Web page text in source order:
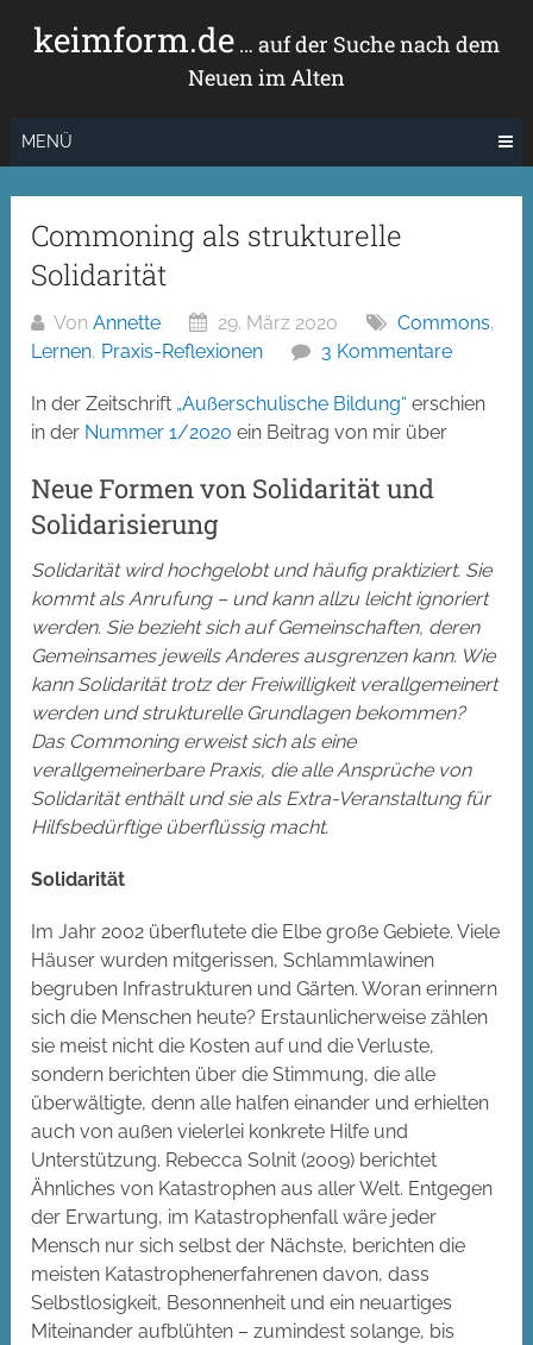
Inhaltkeimform.de… auf der Suche nach dem
Neuen im Alten
MENÜ
Commoning als strukturelle
Solidarität
VonAnnette 29. März 2020 Commons,
Lernen, Praxis-Reflexionen 3 Kommentare
In der Zeitschrift „Außerschulische Bildung“ erschien
in der Nummer 1/2020 ein Beitrag von mir über
Neue Formen von Solidarität und
Solidarisierung
Solidarität wird hochgelobt und häufig praktiziert. Sie
kommt als Anrufung – und kann allzu leicht ignoriert
werden. Sie bezieht sich auf Gemeinschaften, deren
Gemeinsames jeweils Anderes ausgrenzen kann. Wie
kann Solidarität trotz der Freiwilligkeit verallgemeinert
werden und strukturelle Grundlagen bekommen?
Das Commoning erweist sich als eine
verallgemeinerbare Praxis, die alle Ansprüche von
Solidarität enthält und sie als Extra-Veranstaltung für
Hilfsbedürftige überflüssig macht.
Solidarität
Im Jahr 2002 überflutete die Elbe große Gebiete. Viele
Häuser wurden mitgerissen, Schlammlawinen
begruben Infrastrukturen und Gärten. Woran erinnern
sich die Menschen heute? Erstaunlicherweise zählen
sie meist nicht die Kosten auf und die Verluste,
sondern berichten über die Stimmung, die alle
überwältigte, denn alle halfen einander und erhielten
auch von außen vielerlei konkrete Hilfe und
Unterstützung. Rebecca Solnit (2009) berichtet
Ähnliches von Katastrophen aus aller Welt. Entgegen
der Erwartung, im Katastrophenfall wäre jeder
Mensch nur sich selbst der Nächste, berichten die
meisten Katastrophenerfahrenen davon, dass
Selbstlosigkeit, Besonnenheit und ein neuartiges
Miteinander aufblühten – zumindest solange, bis